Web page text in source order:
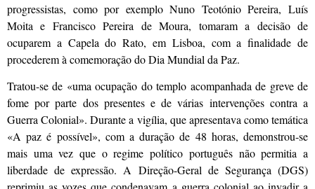
progressistas, como por exemplo Nuno Teotónio Pereira, Luís
Moita e Fran­cisco Pereira de Moura, tomaram a de­cisão de
ocuparem a Capela do Rato, em Lisboa, com a finalidade de
procederem à comemoração do Dia Mundial da Paz.
Tratou-se de «uma ocupação do templo acompanhada de greve de
fome por parte dos presentes e de várias intervenções contra a
Guerra Colonial». Durante a vigília, que apresentava como temática
«A paz é possível», com a duração de 48 horas, demonstrou-se
mais uma vez que o regime político português não permitia a
liberdade de expressão. A Direção-Geral de Segurança (DGS)